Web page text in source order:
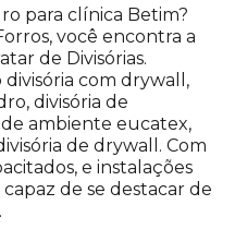
para clínica Betim?
você encontra a
de Divisórias.
com drywall,
divisória de
ambiente eucatex,
de drywall. Com
e instalações
de se destacar de